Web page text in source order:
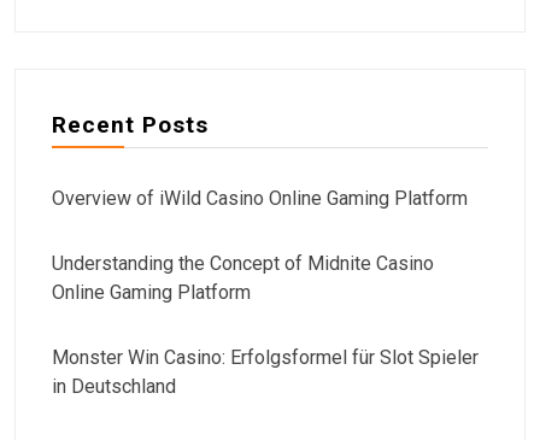
Recent Posts
Overview of iWild Casino Online Gaming Platform
Understanding the Concept of Midnite Casino
Online Gaming Platform
Monster Win Casino: Erfolgsformel für Slot Spieler
in Deutschland